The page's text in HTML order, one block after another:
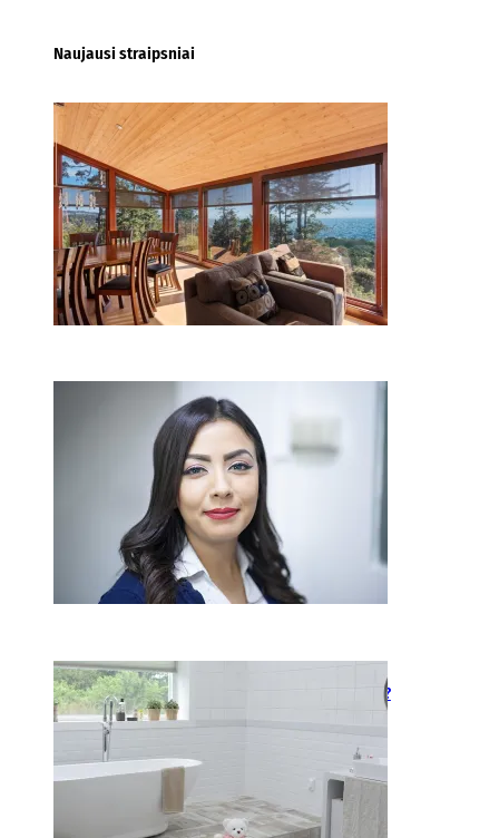
Naujausi straipsniai
Kur nusipirkti medines
žaliuzes Klaipėdoje?
2026-08-01
Kaip miegamojo atmosfera
veikia odos senėjimą?
2026-06-01
neįgaliojo vežimėliui vonią?
2026-05-12